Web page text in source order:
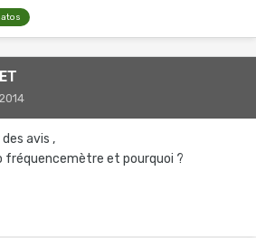
avis ,
fréquencemètre et pourquoi ?